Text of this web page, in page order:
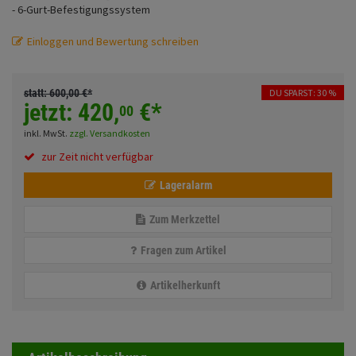
Fahrwerk
Zubehör
Anmelden | Registrieren
- 6-Gurt-Befestigungssystem
Einloggen und Bewertung schreiben
statt:600,00€*
jetzt: 420,00 €*
DU SPARST: 30 %
inkl. MwSt. zzgl. Versandkosten
zur Zeit nicht verfügbar
Lageralarm
Zum Merkzettel
Fragen zum Artikel
Artikelherkunft